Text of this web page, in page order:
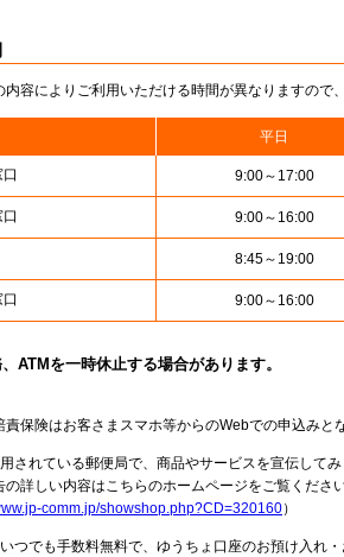
容によりご利用いただける時間が異なりますので
平日
9:00～17:00
9:00～16:00
8:45～19:00
9:00～16:00
ATMを一時休止する場合があります。
保険はお客さまスマホ等からのWebでの申込みと
されている郵便局で、商品やサービスを宣伝して
詳しい内容はこちらのホームページをご覧くださ
comm.jp/showshop.php?CD=320160）
つでも手数料無料で、ゆうちょ口座のお預け入れ